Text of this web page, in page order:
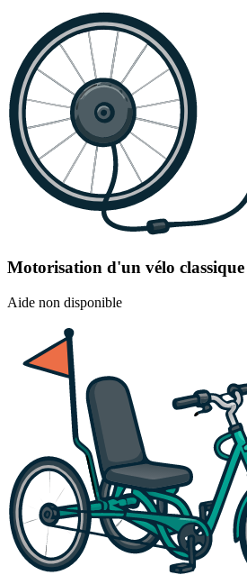
Motorisation d'un vélo classique
Aide non disponible